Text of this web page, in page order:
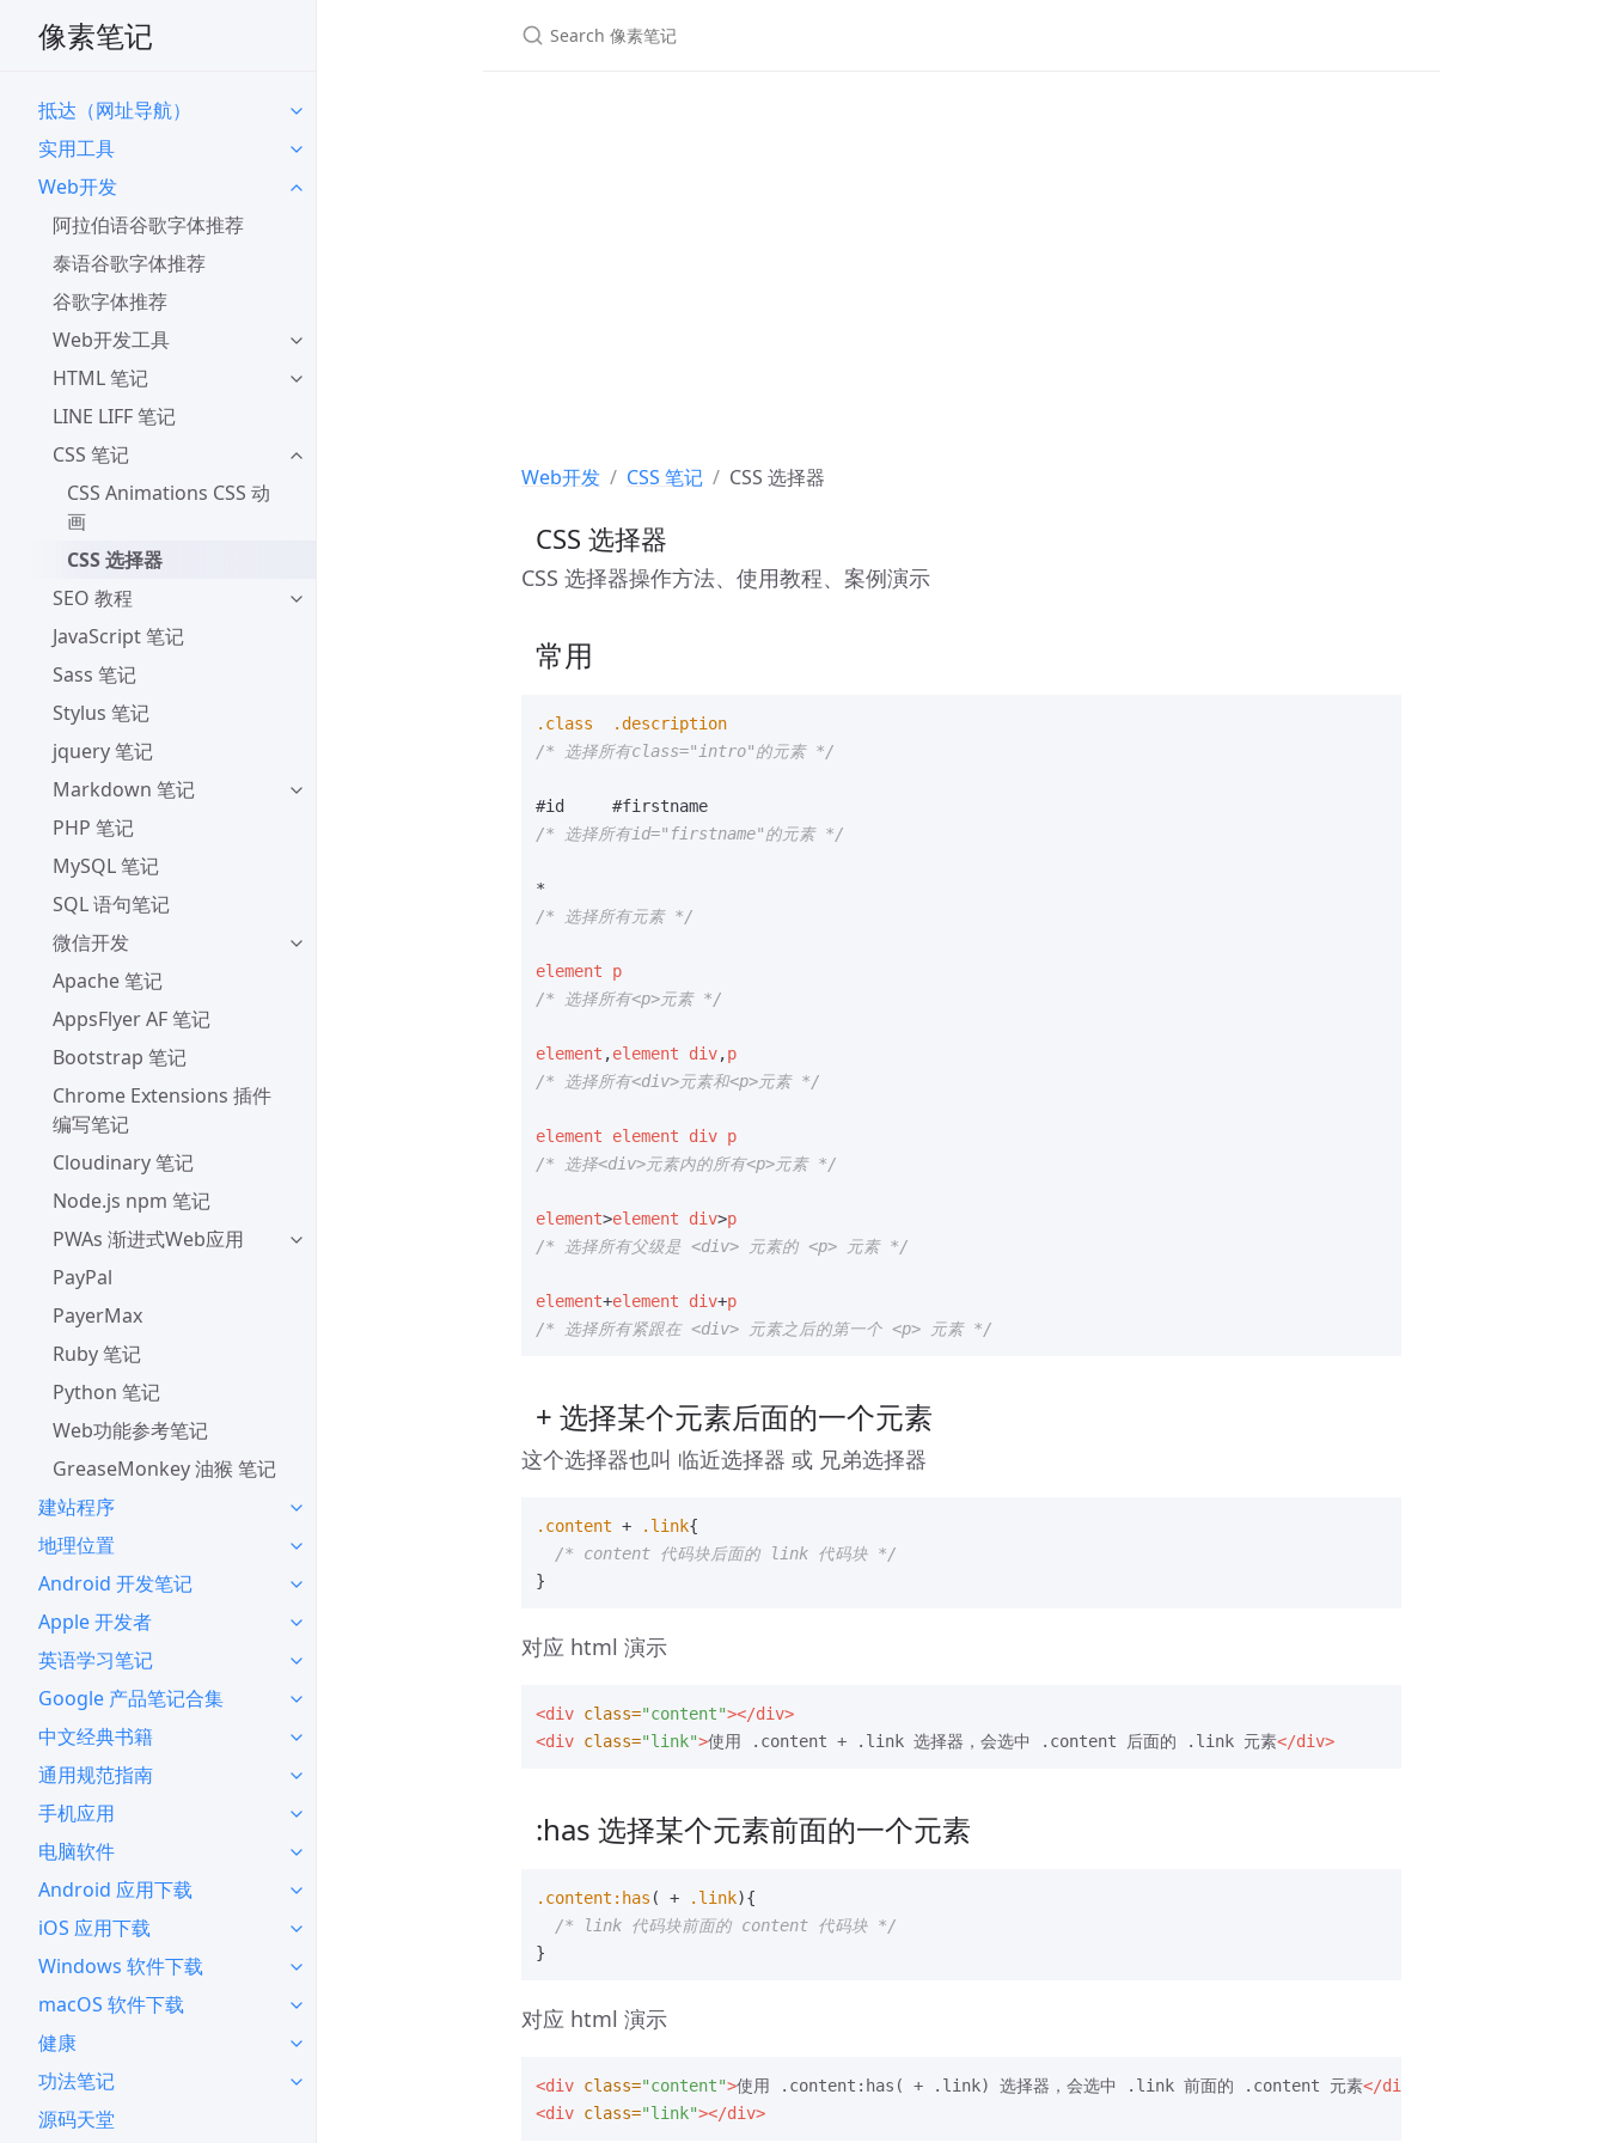
像素笔记
抵达（网址导航）
实用工具
Web开发
阿拉伯语谷歌字体推荐
泰语谷歌字体推荐
谷歌字体推荐
Web开发工具
HTML 笔记
LINE LIFF 笔记
CSS 笔记
CSS Animations CSS 动
画
CSS 选择器
SEO 教程
JavaScript 笔记
Sass 笔记
Stylus 笔记
jquery 笔记
Markdown 笔记
PHP 笔记
MySQL 笔记
SQL 语句笔记
微信开发
Apache 笔记
AppsFlyer AF 笔记
Bootstrap 笔记
Chrome Extensions 插件
编写笔记
Cloudinary 笔记
Node.js npm 笔记
PWAs 渐进式Web应用
PayPal
PayerMax
Ruby 笔记
Python 笔记
Web功能参考笔记
GreaseMonkey 油猴 笔记
建站程序
地理位置
Android 开发笔记
Apple 开发者
英语学习笔记
Google 产品笔记合集
中文经典书籍
通用规范指南
手机应用
电脑软件
Android 应用下载
iOS 应用下载
Windows 软件下载
macOS 软件下载
健康
功法笔记
源码天堂
Web开发 CSS 笔记 CSS 选择器
CSS 选择器
CSS 选择器操作方法、使用教程、案例演示
常用
.class
.description
/* 选择所有class="intro"的元素 */
#id
#firstname
/* 选择所有id="firstname"的元素 */
*
/* 选择所有元素 */
element
p
/* 选择所有<p>元素 */
element ,element div,p
/* 选择所有<div>元素和<p>元素 */
element element div p
/* 选择<div>元素内的所有<p>元素 */
element>element div>p
/* 选择所有父级是 <div> 元素的 <p> 元素 */
element+element div+p
/* 选择所有紧跟在 <div> 元素之后的第一个 <p> 元素 */
+ 选择某个元素后面的一个元素
这个选择器也叫 临近选择器 或 兄弟选择器
.content + .link{
/* content 代码块后面的 link 代码块 */
}
对应 html 演示
<div class="content"></div>
<div class="link">使用 .content + .link 选择器，会选中 .content 后面的 .link 元素</div>
:has 选择某个元素前面的一个元素
.content :has ( + .link){
/* link 代码块前面的 content 代码块 */
}
对应 html 演示
<div class="content">使用 .content:has( + .link) 选择器，会选中 .link 前面的 .content 元素</div>
<div class="link"></div>